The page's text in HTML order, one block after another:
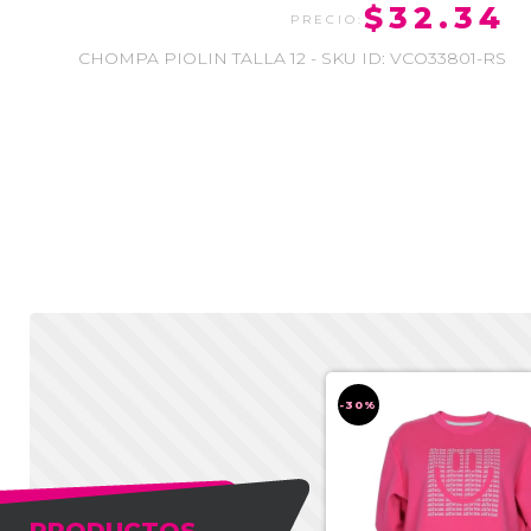
$32.34
CHOMPA PIOLIN TALLA 12 - SKU ID: VCO33801-RS
-30%